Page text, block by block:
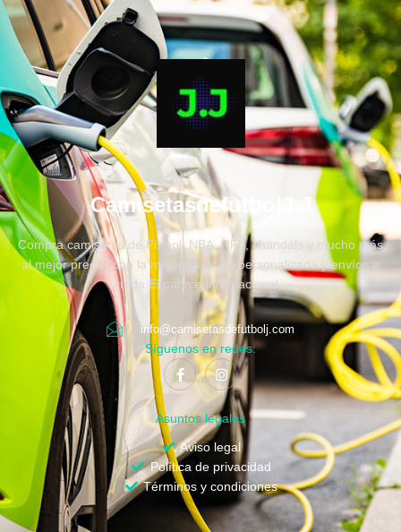
CamisetasdefutbolJ.J
Compra camisetas de Fútbol, NBA, NFL, chandals y mucho más
al mejor precio, con la mejor atención personalizada y envíos a
toda España e internacional.
info@camisetasdefutbolj.com
Síguenos en redes:
Asuntos legales
Aviso legal
Política de privacidad
Términos y condiciones